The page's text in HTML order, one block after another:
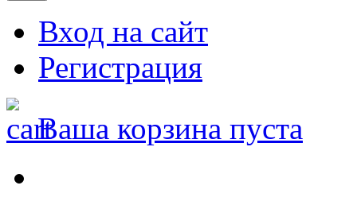
Вход на сайт
Регистрация
Ваша корзина пуста